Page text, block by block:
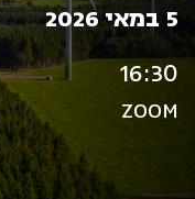
5 במאי 2026
16:30
ZOOM